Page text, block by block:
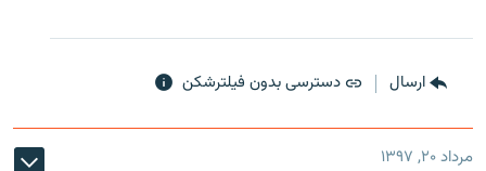
ارسال دسترسی بدون فیلترشکن
مرداد ۲۰, ۱۳۹۷